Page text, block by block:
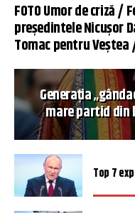
FOTO Umor de criză /
președintele Nicușor
Tomac pentru Veștea
Generația
mare partid din
Top 7